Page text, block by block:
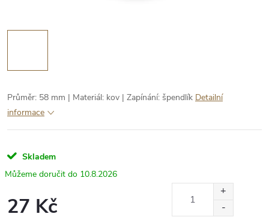
Průměr: 58 mm | Materiál: kov | Zapínání: špendlík Detailní
informace
Skladem
10.8.2026
27 Kč